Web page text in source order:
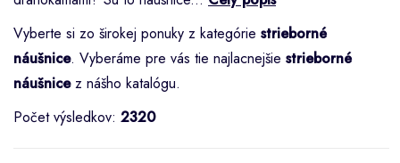
Vyberte si zo širokej ponuky z kategórie strieborné
náušnice. Vyberáme pre vás tie najlacnejšie strieborné
náušnicez nášho katalógu.
Počet výsledkov: 2320